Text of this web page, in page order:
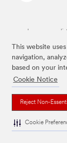
This website
navigation,
based on your
Cookie Notice
Reject Non-
Cookie
Les marques